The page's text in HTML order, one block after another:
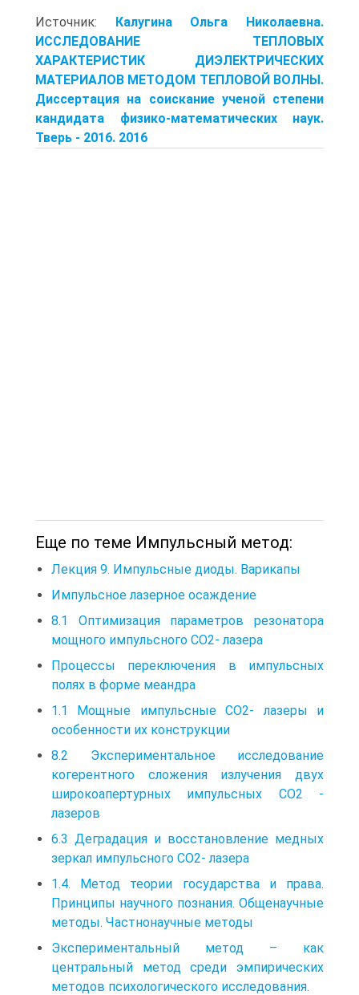
Источник: Калугина Ольга Николаевна.
ИССЛЕДОВАНИЕ ТЕПЛОВЫХ
ХАРАКТЕРИСТИК ДИЭЛЕКТРИЧЕСКИХ
МАТЕРИАЛОВ МЕТОДОМ ТЕПЛОВОЙ ВОЛНЫ.
Диссертация на соискание ученой степени
кандидата физико-математических наук.
Тверь - 2016. 2016
Еще по теме Импульсный метод:
Лекция 9. Импульсные диоды. Варикапы
Импульсное лазерное осаждение
8.1 Оптимизация параметров резонатора
мощного импульсного CO2- лазера
Процессы переключения в импульсных
полях в форме меандра
1.1 Мощные импульсные CO2- лазеры и
особенности их конструкции
8.2 Экспериментальное исследование
когерентного сложения излучения двух
широкоапертурных импульсных СО2 -
лазеров
6.3 Деградация и восстановление медных
зеркал импульсного CO2- лазера
1.4. Метод теории государства и права.
Принципы научного познания. Общенаучные
методы. Частнонаучные методы
Экспериментальный метод – как
центральный метод среди эмпирических
методов психологического исследования.